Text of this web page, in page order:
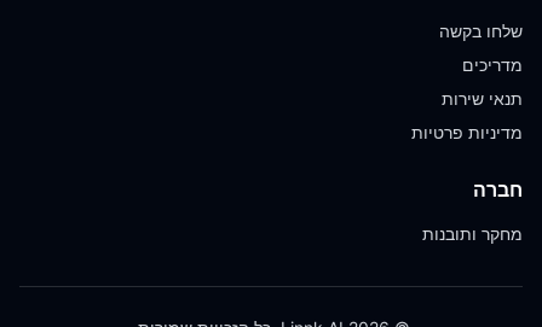
שלחו בקשה
מדריכים
תנאי שירות
מדיניות פרטיות
חברה
מחקר ותובנות